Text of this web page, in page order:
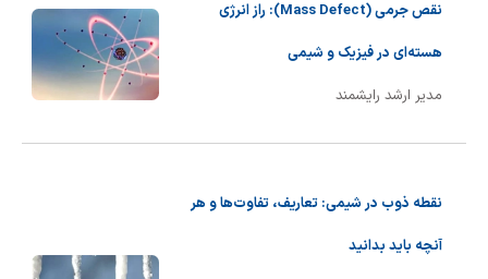
نقص جرمی (Mass Defect): راز انرژی
هسته‌ای در فیزیک و شیمی
مدیر ارشد رایشمند
نقطه ذوب در شیمی: تعاریف، تفاوت‌ها و هر
آنچه باید بدانید